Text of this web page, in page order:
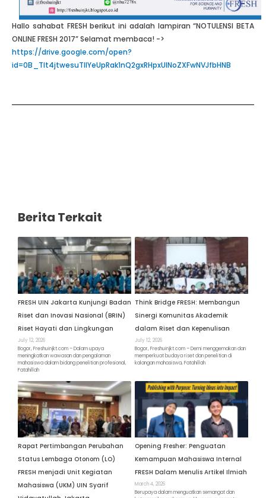
Hallo sahabat FRESH berikut ini adalah lampiran “NOTULENSI BETA
ONLINE FRESH 2017” Selamat membaca! ->
https://drive.google.com/open?
id=0B_Tlt4jtwesuTllYeUpRak1nQ2gxRHpxUlNoZXFwNVJfbHNB
Berita Terkait
FRESH UIN Jakarta Kunjungi Badan
Riset dan Inovasi Nasional (BRIN)
Riset Hayati dan Lingkungan
July 12, 2026
Bogor, Freshuinjkt.com – Dalam upaya
meningkatkan wawasan dan pengalaman
mahasiswa dalam bidang penelitian profesional,
Fatahillah
Think Bridge FRESH: Membangun
Sinergi Komunitas Akademik
dalam Riset dan Kepenulisan
July 12, 2026
Bogor, Freshuinjkt.com – Demi menggemakan dan
memperkuat budaya riset dan penelitian di
kalangan mahasiswa, Fatahillah
Rapat Pertimbangan Perubahan
Status Lembaga Otonom (LO)
FRESH menjadi Unit Kegiatan
Mahasiswa (UKM) UIN Syarif
Opening Fresher: Penguatan
Kemampuan Mahasiswa Internal
FRESH Dalam Menulis Artikel Ilmiah
March 4, 2026
Berupaya dalam menguatkan semangat dan